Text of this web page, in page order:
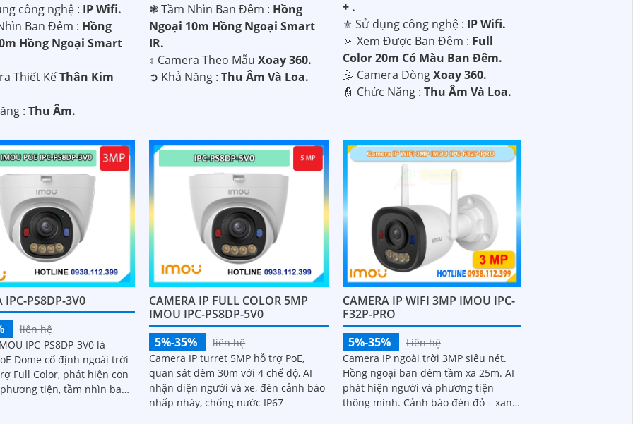
công nghệ : IP Wifi.
Ban Đêm : Hồng
Hồng Ngoại Smart
Thiết KếThân Kim
: Thu Âm.
❃ Tầm Nhìn Ban Đêm : Hồng
Ngoại 10m Hồng Ngoại Smart
IR.
↕️ Camera Theo MẫuXoay 360.
️➲ Khả Năng :Thu Âm Và Loa.
+ .
⚜️ Sử dụng công nghệ : IP Wifi.
🔅 Xem Được Ban Đêm : Full
Color 20m Có Màu Ban Ðêm.
🤹 Camera DòngXoay 360.
️👮 Chức Năng : Thu Âm Và Loa.
IPC-PS8DP-3V0
liên hệ
IPC-PS8DP-3V0 là
Dome cố định ngoài trời
Full Color, phát hiện con
tiện, tầm nhìn ban
CAMERA IP FULL COLOR 5MP
IMOU IPC-PS8DP-5V0
5%-35%
liên hệ
Camera IP turret 5MP hỗ trợ PoE,
quan sát đêm 30m với 4 chế độ, AI
nhận diện người và xe, đèn cảnh báo
nhấp nháy, chống nước IP67
CAMERA IP WIFI 3MP IMOU IPC-
F32P-PRO
5%-35%
Liên hệ
Camera IP ngoài trời 3MP siêu nét.
Hồng ngoại ban đêm tầm xa 25m. AI
phát hiện người và phương tiện
thông minh. Cảnh báo đèn đỏ – xanh